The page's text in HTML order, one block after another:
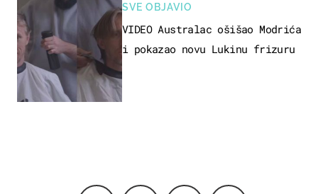
SVE OBJAVIO
VIDEO Australac ošišao Modrića
i pokazao novu Lukinu frizuru